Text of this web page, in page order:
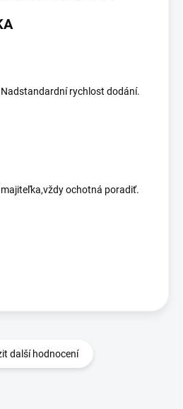
rychlost dodání.
ochotná poradiť.
další hodnocení